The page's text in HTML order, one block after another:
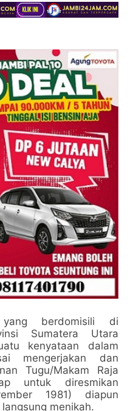
yang berdomisili di
Sumatera Utara
kenyataan dalam
mengerjakan dan
Tugu/Makam Raja
untuk diresmikan
1981) diapun
menikah.